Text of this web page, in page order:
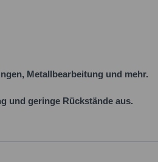
, Metallbearbeitung und mehr.
und geringe Rückstände aus.